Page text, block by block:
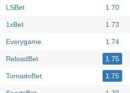
LSBet 1.70
1xBet 1.73
Everygame 1.74
ReloadBet 1.75
TornadoBet 1.75